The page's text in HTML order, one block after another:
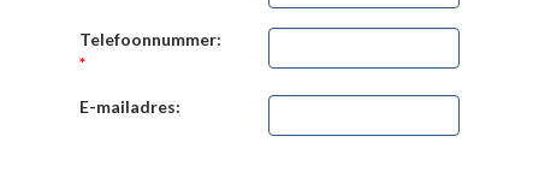
Telefoonnummer:
*
E-mailadres: